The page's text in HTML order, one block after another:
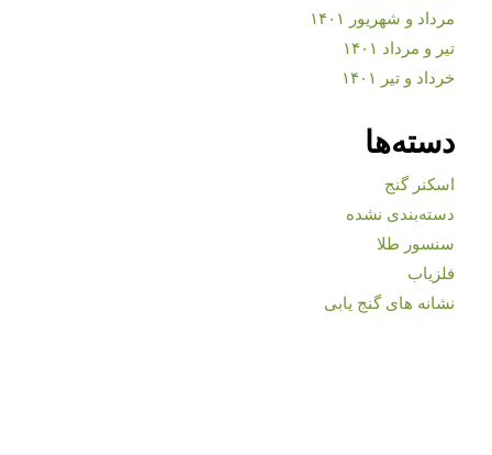
مرداد و شهریور ۱۴۰۱
تیر و مرداد ۱۴۰۱
خرداد و تیر ۱۴۰۱
دسته‌ها
اسکنر گنج
دسته‌بندی نشده
سنسور طلا
فلزیاب
نشانه های گنج یابی